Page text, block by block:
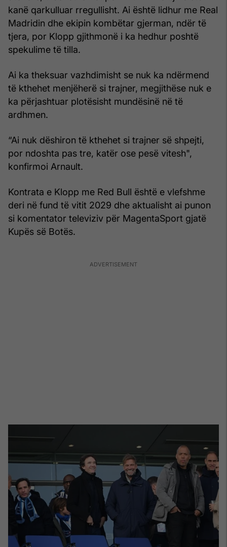
kanë qarkulluar rregullisht. Ai është lidhur me Real
Madridin dhe ekipin kombëtar gjerman, ndër të
tjera, por Klopp gjithmonë i ka hedhur poshtë
spekulime të tilla.
Ai ka theksuar vazhdimisht se nuk ka ndërmend
të kthehet menjëherë si trajner, megjithëse nuk e
ka përjashtuar plotësisht mundësinë në të
ardhmen.
“Ai nuk dëshiron të kthehet si trajner së shpejti,
por ndoshta pas tre, katër ose pesë vitesh",
konfirmoi Arnault.
Kontrata e Klopp me Red Bull është e vlefshme
deri në fund të vitit 2029 dhe aktualisht ai punon
si komentator televiziv për MagentaSport gjatë
Kupës së Botës.